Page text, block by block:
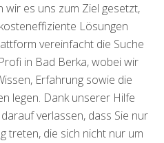
wir es uns zum Ziel gesetzt,
Lösungen
vereinfacht die Suche
in Bad Berka, wobei wir
Erfahrung sowie die
legen. Dank unserer Hilfe
verlassen, dass Sie nur
treten, die sich nicht nur um